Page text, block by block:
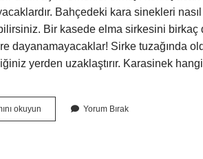
Bahçedeki kara sinekleri
Bir kasede elma sirkesini birkaç
dayanamayacaklar! Sirke tuzağında
yerden uzaklaştırır. Karasinek
okuyun Bahçede
Kara
Yorum Bırak